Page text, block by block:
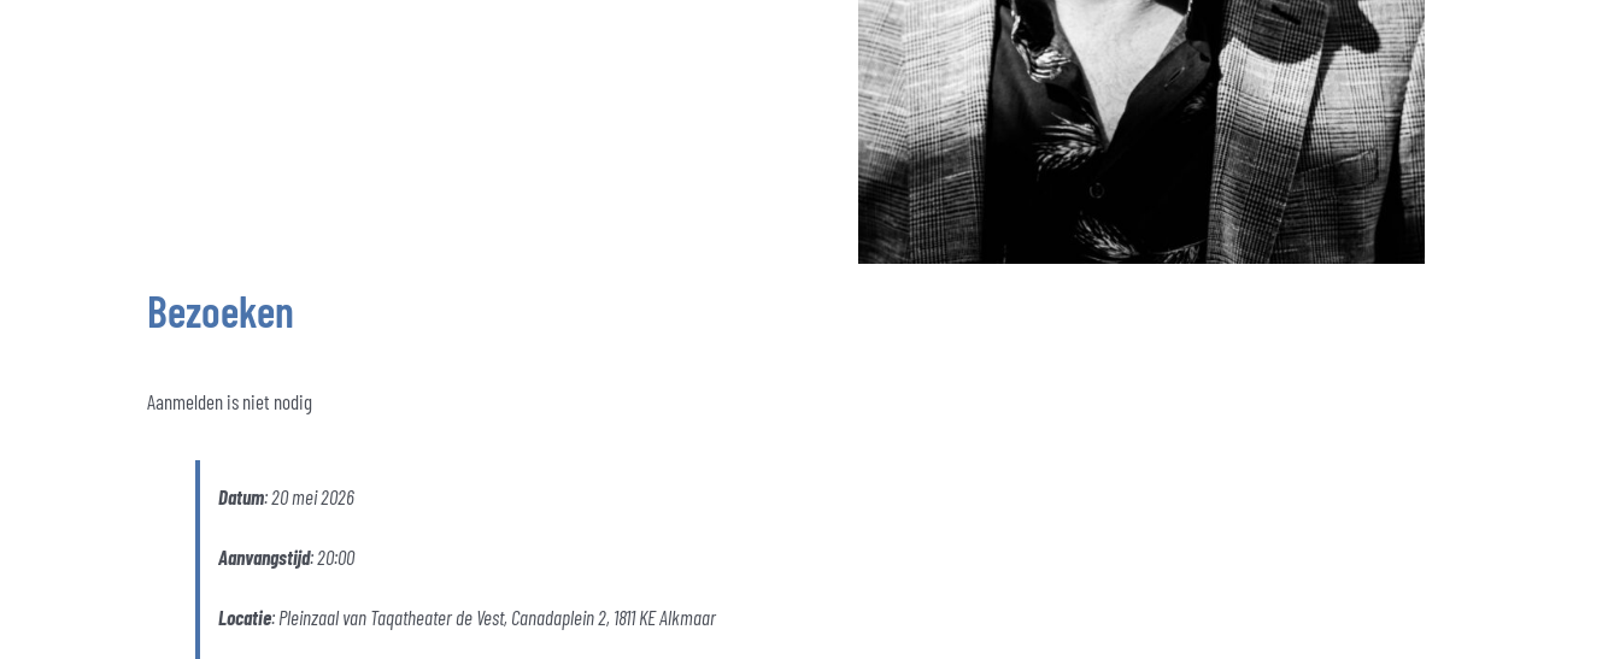
Bezoeken
Aanmelden is niet nodig
Datum: 20 mei 2026
Aanvangstijd: 20:00
Locatie: Pleinzaal van Taqatheater de Vest, Canadaplein 2, 1811 KE Alkmaar